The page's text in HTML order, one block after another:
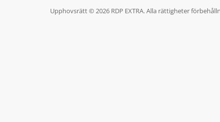
Upphovsrätt © 2026 RDP EXTRA. Alla rättigheter